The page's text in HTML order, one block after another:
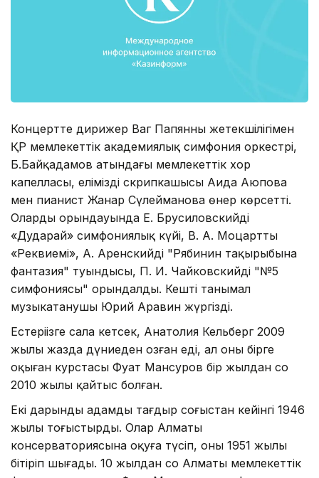
Концертте дирижер Ваг Папянның жетекшілігімен
ҚР мемлекеттік академиялық симфония оркестрі,
Б.Байқадамов атындағы мемлекеттік хор
капелласы, еліміздің скрипкашысы Аида Аюпова
мен пианист Жанар Сүлейманова өнер көрсетті.
Олардың орындауында Е. Брусиловскийдің
«Дударай» симфониялық күйі, В. А. Моцарттың
«Реквиемі», А. Аренскийдің "Рябинин тақырыбына
фантазия" туындысы, П. И. Чайковскийдің "№5
симфониясы" орындалды. Кешті танымал
музыкатанушы Юрий Аравин жүргізді.
Естеріңізге сала кетсек, Анатолия Кельберг 2009
жылы жазда дүниеден озған еді, ал оның бірге
оқыған курстасы Фуат Мансуров бір жылдан соң
2010 жылы қайтыс болған.
Екі дарынды адамды тағдыр соғыстан кейінгі 1946
жылы тоғыстырды. Олар Алматы
консерваториясына оқуға түсіп, оны 1951 жылы
бітіріп шығады. 10 жылдан соң Алматы мемлекеттік